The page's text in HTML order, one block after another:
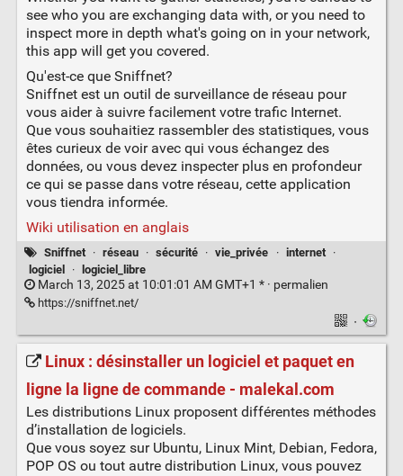
see who you are exchanging data with, or you need to
inspect more in depth what's going on in your network,
this app will get you covered.
Qu'est-ce que Sniffnet?
Sniffnet est un outil de surveillance de réseau pour
vous aider à suivre facilement votre trafic Internet.
Que vous souhaitiez rassembler des statistiques, vous
êtes curieux de voir avec qui vous échangez des
données, ou vous devez inspecter plus en profondeur
ce qui se passe dans votre réseau, cette application
vous tiendra informée.
Wiki utilisation en anglais
Sniffnet · réseau · sécurité · vie_privée · internet
·
logiciel
· logiciel_libre
March 13, 2025 at 10:01:01 AM GMT+1 * · permalien
https://sniffnet.net/
·
Linux : désinstaller un logiciel et paquet en
ligne la ligne de commande - malekal.com
Les distributions Linux proposent différentes méthodes
d’installation de logiciels.
Que vous soyez sur Ubuntu, Linux Mint, Debian, Fedora,
POP OS ou tout autre distribution Linux, vous pouvez